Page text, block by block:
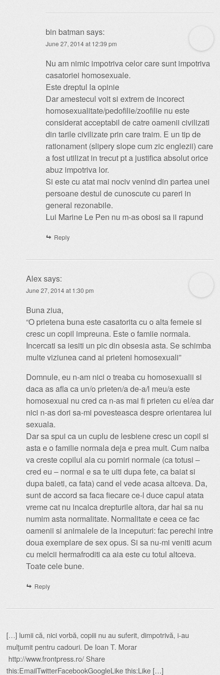
bin batman says:
June 27, 2014 at 12:39 pm
Nu am nimic impotriva celor care sunt impotriva
casatoriei homosexuale.
Este dreptul la opinie
Dar amestecul voit si extrem de incorect
homosexualitate/pedofilie/zoofilie nu este
considerat acceptabil de catre oamenii civilizati
din tarile civilizate prin care traim. E un tip de
rationament (slipery slope cum zic englezii) care
a fost utilizat in trecut pt a justifica absolut orice
abuz impotriva lor.
Si este cu atat mai nociv venind din partea unei
persoane destul de cunoscute cu pareri in
general rezonabile.
Lui Marine Le Pen nu m-as obosi sa ii rapund
Reply
Alexsays:
June 27, 2014 at 1:30 pm
Buna ziua,
“O prietena buna este casatorita cu o alta femeie si
cresc un copil impreuna. Este o famiie normala.
Incercati sa iesiti un pic din obsesia asta. Se schimba
multe viziunea cand ai prieteni homosexuali”
Domnule, eu n-am nici o treaba cu homosexualii si
daca as afla ca un/o prieten/a de-a/l meu/a este
homosexual nu cred ca n-as mai fi prieten cu el/ea dar
nici n-as dori sa-mi povesteasca despre orientarea lui
sexuala.
Dar sa spui ca un cuplu de lesbiene cresc un copil si
asta e o familie normala deja e prea mult. Cum naiba
va creste copilul ala cu porniri normale (ca totusi –
cred eu – normal e sa te uiti dupa fete, ca baiat si
dupa baieti, ca fata) cand el vede acasa altceva. Da,
sunt de accord sa faca fiecare ce-l duce capul atata
vreme cat nu incalca drepturile altora, dar hai sa nu
numim asta normalitate. Normalitate e ceea ce fac
oamenii si animalele de la inceputuri: fac perechi intre
doua exemplare de sex opus. Si sa nu-mi veniti acum
cu melcii hermafroditi ca aia este cu totul altceva.
Toate cele bune.
Reply
[…] lumii că, nici vorbă, copiii nu au suferit, dimpotrivă, i-au
mulţumit pentru cadouri. De Ioan T. Morar
http://www.frontpress.ro/ Share
this:EmailTwitterFacebookGoogleLike this:Like […]